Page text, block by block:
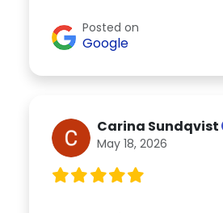
Posted on
Google
Carina Sundqvist
May 18, 2026